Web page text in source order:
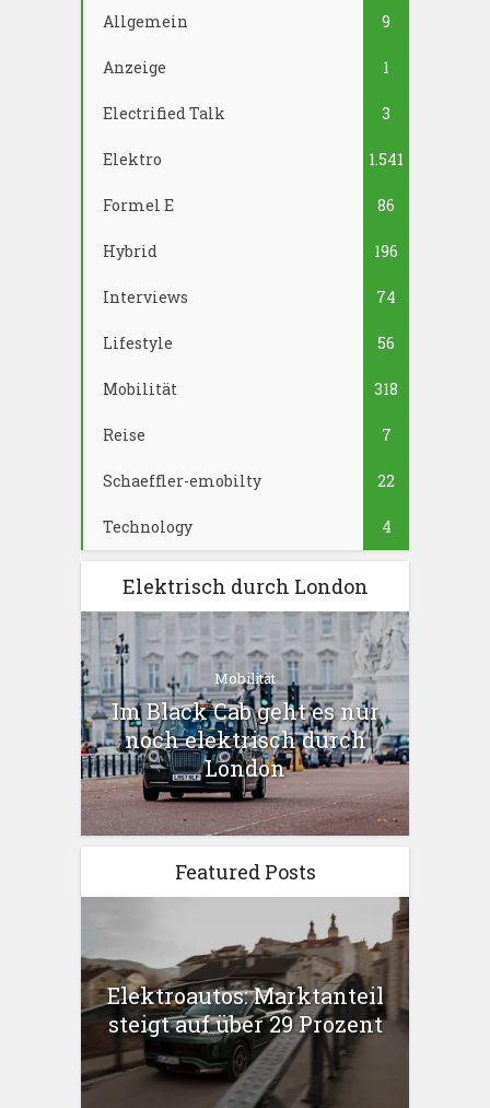
Allgemein 9
Anzeige 1
Electrified Talk 3
Elektro 1.541
Formel E 86
Hybrid 196
Interviews 74
Lifestyle 56
Mobilität 318
Reise 7
Schaeffler-emobilty 22
Technology 4
Elektrisch durch London
Mobilität
Im Black Cab geht es nur
noch elektrisch durch
London
Featured Posts
Elektroautos: Marktanteil
steigt auf über 29 Prozent